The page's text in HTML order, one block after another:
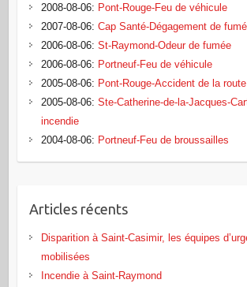
2008-08-06: Pont-Rouge-Feu de véhicule
2007-08-06: Cap Santé-Dégagement de
2006-08-06: St-Raymond-Odeur de fumée
2006-08-06: Portneuf-Feu de véhicule
2005-08-06: Pont-Rouge-Accident de la route
2005-08-06: Ste-Catherine-de-la-Jacques-
incendie
2004-08-06: Portneuf-Feu de broussailles
Articles récents
Disparition à Saint-Casimir, les équipes
mobilisées
Incendie à Saint-Raymond